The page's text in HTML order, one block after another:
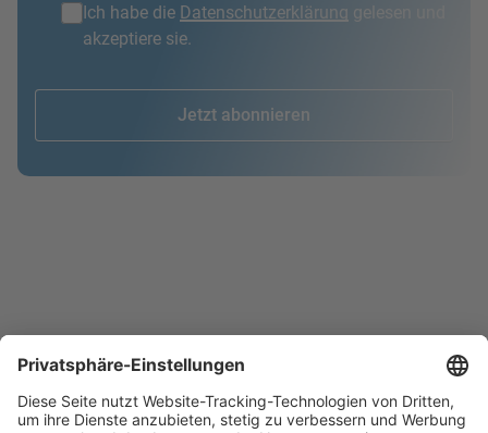
Ich habe die Datenschutzerklärung gelesen und
akzeptiere sie.
Jetzt abonnieren